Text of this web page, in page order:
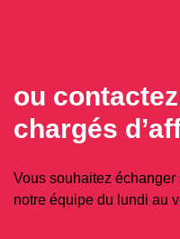
ou
chargés
Vous souhaitez
notre équipe du lundi au